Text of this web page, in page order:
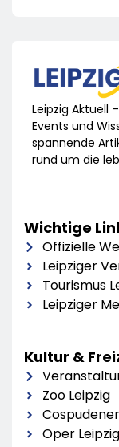
Leipzig Aktuell
Events und
spannende
rund um die
Wichtige
Offizielle
Leipziger
Tourismus
Leipziger
Kultur &
Zoo Leipzig
Oper Leipzig